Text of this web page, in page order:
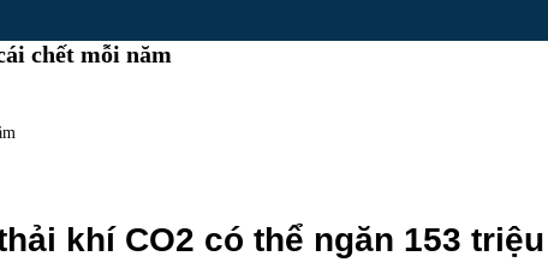
chết mỗi năm
khí CO2 có thể ngăn 153